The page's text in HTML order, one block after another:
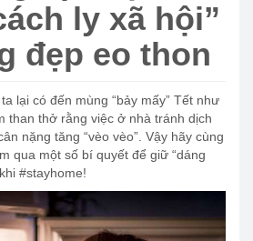
ly xã hội”
đẹp eo thon
lại có đến mùng “bảy mấy” Tết như
than thở rằng việc ở nhà tránh dịch
nặng tăng “vèo vèo”. Vậy hãy cùng
qua một số bí quyết để giữ “dáng
#stayhome!